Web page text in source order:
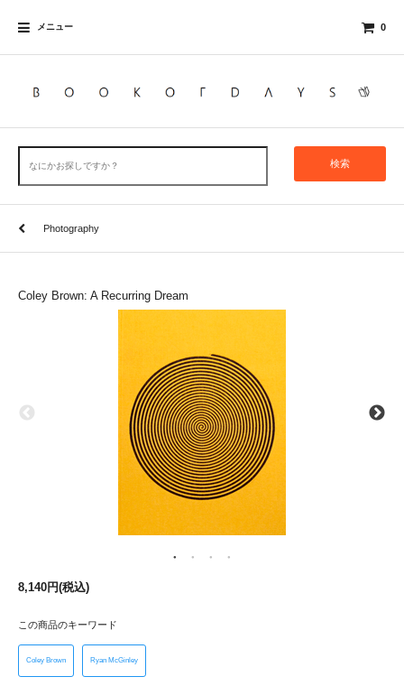
メニュー 0
検索
Photography
Coley Brown: A Recurring Dream
8,140円(税込)
この商品のキーワード
Coley Brown Ryan McGinley